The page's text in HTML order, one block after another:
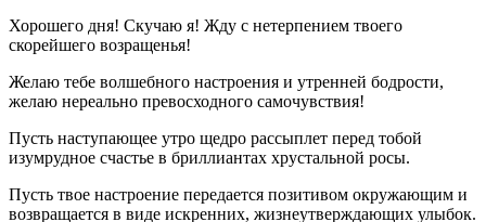
Хорошего дня! Скучаю я! Жду с нетерпением твоего
скорейшего возращенья!
Желаю тебе волшебного настроения и утренней бодрости,
желаю нереально превосходного самочувствия!
Пусть наступающее утро щедро рассыплет перед тобой
изумрудное счастье в бриллиантах хрустальной росы.
Пусть твое настроение передается позитивом окружающим и
возвращается в виде искренних, жизнеутверждающих улыбок.